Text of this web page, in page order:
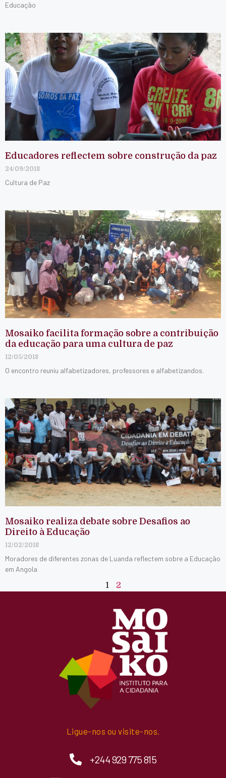
Educação
Educadores reflectem sobre construção da paz
24/09/2018
Cultura de Paz
Mosaiko facilita formação sobre a contribuição
da educação para uma cultura de paz
12/05/2018
O encontro reuniu alfabetizadores, professores e alfabetizandos.
Mosaiko realiza debate sobre Desafios ao
Direito à Educação
12/02/2018
Moradores de diferentes zonas de Luanda reflectem sobre a Educação
em Angola
1 2
Ligue-nos ou visite-nos.
+244 929 775 815